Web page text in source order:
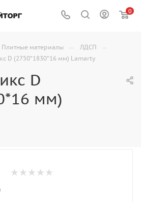
0
Плитные материалы — ЛДСП —
D (2750*1830*16 мм) Lamarty
D
мм)